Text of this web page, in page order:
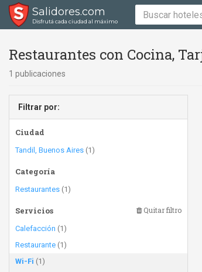
Salidores.com
Disfrutá cada ciudad al máximo
Restaurantes con Cocina,
1 publicaciones
Filtrar por:
Ciudad
Tandil, Buenos Aires (1)
Categoría
Restaurantes (1)
Servicios Quitar filtro
Calefacción (1)
Restaurante (1)
Wi-Fi (1)